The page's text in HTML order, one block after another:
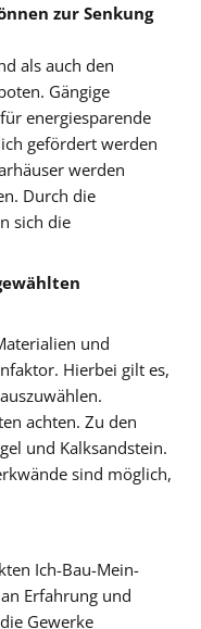
zur Senkung
als auch den
Gängige
energiesparende
gefördert werden
werden
Durch die
sich die
und
Hierbei gilt es,
achten. Zu den
und Kalksandstein.
sind möglich,
Ich-Bau-Mein-
Erfahrung und
Gewerke